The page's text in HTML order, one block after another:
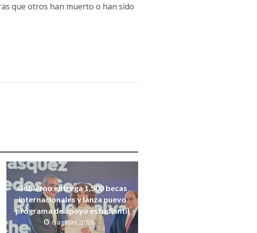
que otros han muerto o han sido
Gobierno entrega 1,500 becas
internacionales y lanza nuevo
programa de apoyo estudiantil
6 agosto, 2026